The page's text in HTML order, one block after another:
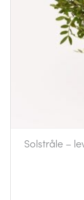
Solstråle –